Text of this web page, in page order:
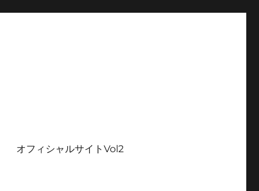
オフィシャルサイトVol2